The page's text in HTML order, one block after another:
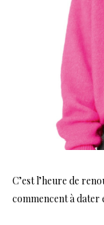
C’est l’heure de
commencent à dater